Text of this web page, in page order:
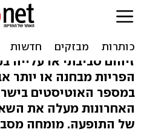
1 מ-150
קיים אבחון
זיהום סביבתי או עלייה
הפריות מבחנה או יותר
במספר האוטיסטים
האחרונות מעלה את
של התופעה. מומחה